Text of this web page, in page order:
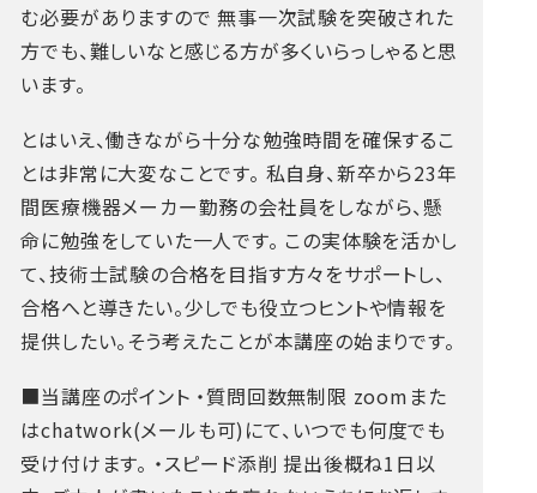
む必要がありますので 無事一次試験を突破された
方でも、難しいなと感じる方が多くいらっしゃると思
います。
とはいえ、働きながら十分な勉強時間を確保するこ
とは非常に大変なことです。 私自身、新卒から23年
間医療機器メーカー勤務の会社員をしながら、懸
命に勉強をしていた一人です。 この実体験を活かし
て、技術士試験の合格を目指す方々をサポートし、
合格へと導きたい。少しでも役立つヒントや情報を
提供したい。そう考えたことが本講座の始まりです。
■当講座のポイント ・質問回数無制限 zoomまた
はchatwork(メールも可)にて、いつでも何度でも
受け付けます。 ・スピード添削 提出後概ね1日以